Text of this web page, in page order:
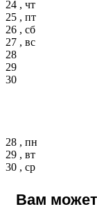
24 , чт
25 , пт
26 , сб
27 , вс
28
29
30
28 , пн
29 , вт
30 , ср
Вам